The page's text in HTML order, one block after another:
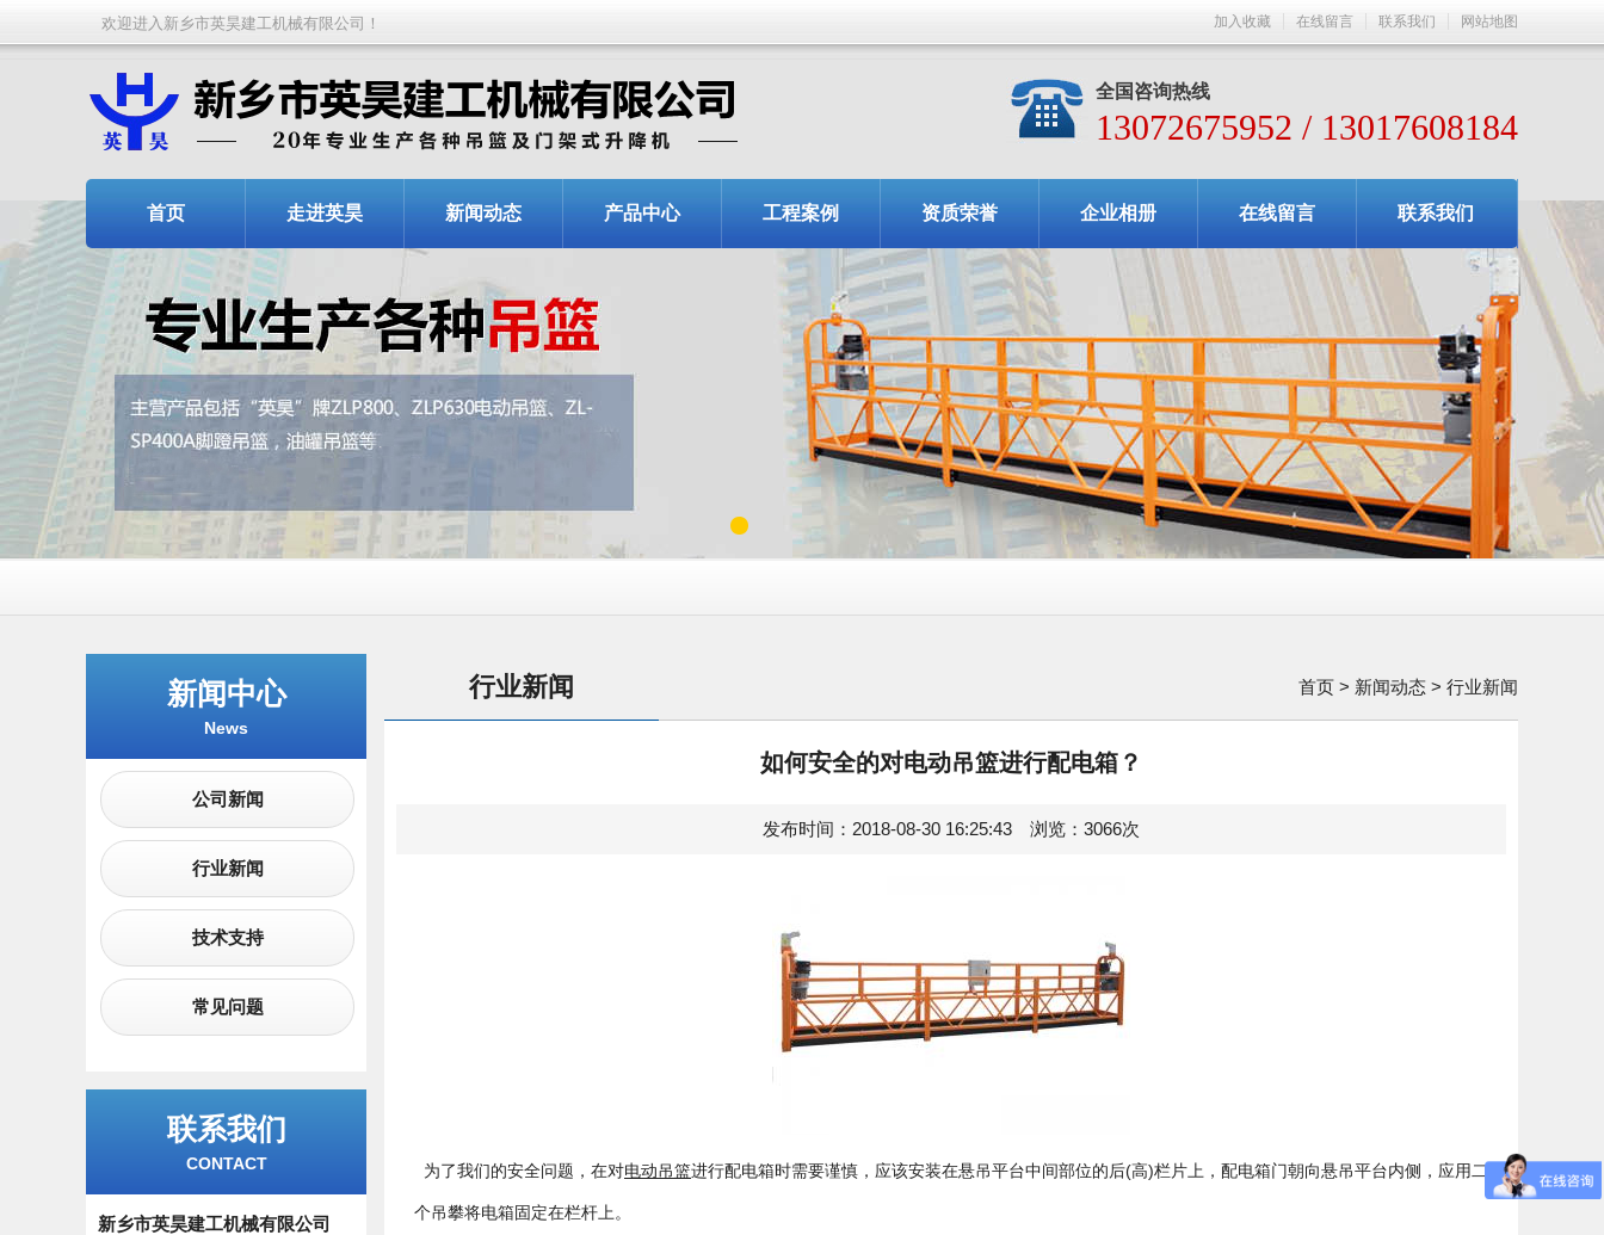
欢迎进入新乡市英昊建工机械有限公司！ 加入收藏 在线留言 联系我们 网站地图
全国咨询热线
13072675952 / 13017608184
首页 走进英昊 新闻动态 产品中心 工程案例 资质荣誉 企业相册 在线留言 联系我们
1
新闻中心
News
公司新闻
行业新闻
技术支持
常见问题
联系我们
CONTACT
新乡市英昊建工机械有限公司
首页 > 新闻动态 > 行业新闻
行业新闻
如何安全的对电动吊篮进行配电箱？
发布时间：2018-08-30 16:25:43 浏览：3066次
为了我们的安全问题，在对电动吊篮进行配电箱时需要谨慎，应该安装在悬吊平台中间部位的后(高)栏片上，配电箱门朝向悬吊平台内侧，应用二
个吊攀将电箱固定在栏杆上。